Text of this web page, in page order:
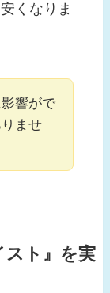
くなりま
影響がで
ませ
ト』 を実